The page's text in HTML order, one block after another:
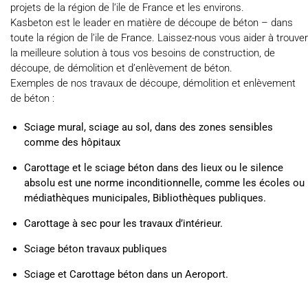
projets de la région de l’ile de France et les environs.
Kasbeton est le leader en matière de découpe de béton – dans
toute la région de l’ile de France. Laissez-nous vous aider à trouver
la meilleure solution à tous vos besoins de construction, de
découpe, de démolition et d’enlèvement de béton.
Exemples de nos travaux de découpe, démolition et enlèvement
de béton :
Sciage mural, sciage au sol, dans des zones sensibles
comme des hôpitaux
Carottage et le sciage béton dans des lieux ou le silence
absolu est une norme inconditionnelle, comme les écoles ou
médiathèques municipales, Bibliothèques publiques.
Carottage à sec pour les travaux d’intérieur.
Sciage béton travaux publiques
Sciage et Carottage béton dans un Aeroport.